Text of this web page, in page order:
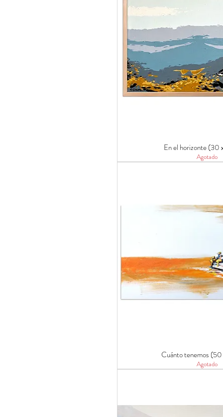
En el horizonte (30
Agotado
Cuánto tenemos
Agotado